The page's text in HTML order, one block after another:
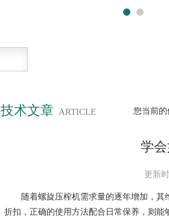
技术文章 ARTICLE 您当前的
学
更新
随着螺旋压榨机需求量的逐年增加，其
折扣，正确的使用方法配合日常保养，则